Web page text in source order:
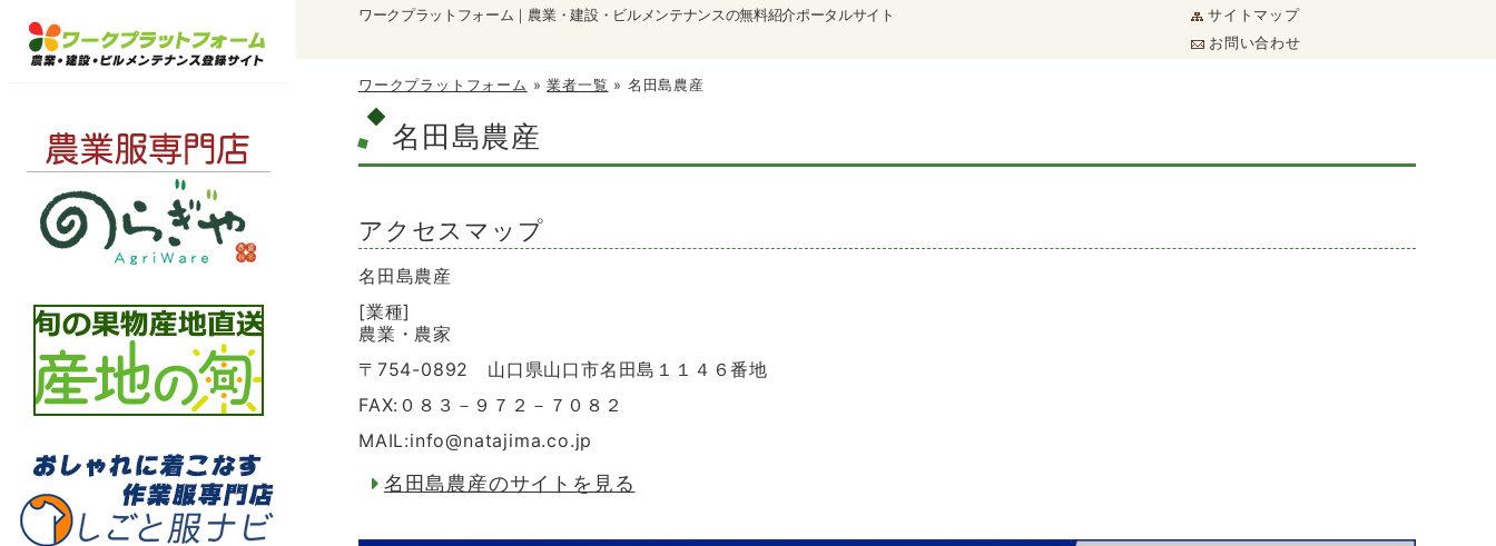
ワークプラットフォーム｜農業・建設・ビルメンテナンスの無料紹介ポータルサイト
サイトマップ
お問い合わせ
ワークプラットフォーム »業者一覧 » 名田島農産
名田島農産
アクセスマップ
名田島農産
[業種]
農業・農家
〒754-0892 山口県山口市名田島１１４６番地
FAX:０８３－９７２－７０８２
MAIL:info@natajima.co.jp
名田島農産のサイトを見る